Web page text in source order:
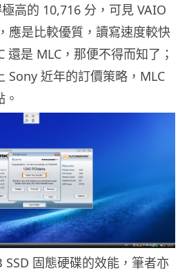
高的 10,716 分，可見 VAIO
應是比較優質，讀寫速度較快
還是 MLC，那便不得而知了；
Sony 近年的訂價策略，MLC
固態硬碟的效能，筆者亦